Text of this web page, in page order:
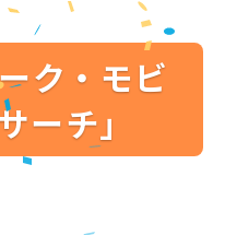
ク・モビ
ーチ」